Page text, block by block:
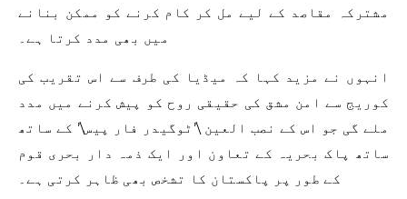
مشترکہ مقاصد کے لیے مل کر کام کرنے کو ممکن بنانے
میں بھی مدد کرتا ہے۔
انہوں نے مزید کہا کہ میڈیا کی طرف سے اس تقریب کی
کوریج سے امن مشق کی حقیقی روح کو پیش کرنے میں مدد
ملے گی جو اس کے نصب العین \’ٹوگیدر فار پیس\’ کے ساتھ
ساتھ پاک بحریہ کے تعاون اور ایک ذمہ دار بحری قوم
کے طور پر پاکستان کا تشخص بھی ظاہر کرتی ہے۔